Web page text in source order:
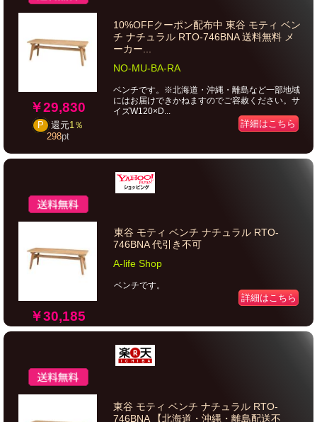
￥29,830
P 還元1％
298pt
10%OFFクーポン配布中 東谷 モティ ベン
チ ナチュラル RTO-746BNA 送料無料 メ
ーカー...
NO-MU-BA-RA
ベンチです。※北海道・沖縄・離島など一部地域
にはお届けできかねますのでご容赦ください。サ
イズW120×D...
詳細はこちら
￥30,185
東谷 モティ ベンチ ナチュラル RTO-
746BNA 代引き不可
A-life Shop
ベンチです。
詳細はこちら
東谷 モティ ベンチ ナチュラル RTO-
746BNA 【北海道・沖縄・離島配送不